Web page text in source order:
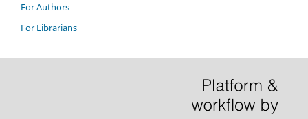
For Authors
For Librarians